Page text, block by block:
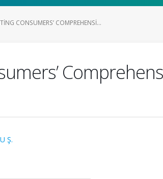
CONSUMERS’ COMPREHENSI...
Ş.